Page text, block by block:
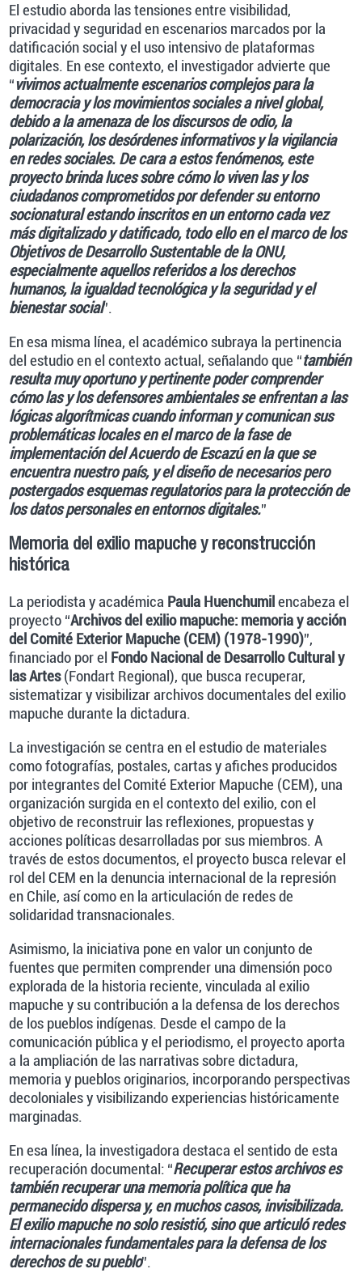
El estudio aborda las tensiones entre visibilidad,
privacidad y seguridad en escenarios marcados por la
datificación social y el uso intensivo de plataformas
digitales. En ese contexto, el investigador advierte que
“vivimos actualmente escenarios complejos para la
democracia y los movimientos sociales a nivel global,
debido a la amenaza de los discursos de odio, la
polarización, los desórdenes informativos y la vigilancia
en redes sociales. De cara a estos fenómenos, este
proyecto brinda luces sobre cómo lo viven las y los
ciudadanos comprometidos por defender su entorno
socionatural estando inscritos en un entorno cada vez
más digitalizado y datificado, todo ello en el marco de los
Objetivos de Desarrollo Sustentable de la ONU,
especialmente aquellos referidos a los derechos
humanos, la igualdad tecnológica y la seguridad y el
bienestar social”.
En esa misma línea, el académico subraya la pertinencia
del estudio en el contexto actual, señalando que “también
resulta muy oportuno y pertinente poder comprender
cómo las y los defensores ambientales se enfrentan a las
lógicas algorítmicas cuando informan y comunican sus
problemáticas locales en el marco de la fase de
implementación del Acuerdo de Escazú en la que se
encuentra nuestro país, y el diseño de necesarios pero
postergados esquemas regulatorios para la protección de
los datos personales en entornos digitales.”
Memoria del exilio mapuche y reconstrucción
histórica
La periodista y académica Paula Huenchumilencabeza el
proyecto “Archivos del exilio mapuche: memoria y acción
del Comité Exterior Mapuche (CEM) (1978-1990)”,
financiado por el Fondo Nacional de Desarrollo Cultural y
las Artes(Fondart Regional), que busca recuperar,
sistematizar y visibilizar archivos documentales del exilio
mapuche durante la dictadura.
La investigación se centra en el estudio de materiales
como fotografías, postales, cartas y afiches producidos
por integrantes del Comité Exterior Mapuche (CEM), una
organización surgida en el contexto del exilio, con el
objetivo de reconstruir las reflexiones, propuestas y
acciones políticas desarrolladas por sus miembros. A
través de estos documentos, el proyecto busca relevar el
rol del CEM en la denuncia internacional de la represión
en Chile, así como en la articulación de redes de
solidaridad transnacionales.
Asimismo, la iniciativa pone en valor un conjunto de
fuentes que permiten comprender una dimensión poco
explorada de la historia reciente, vinculada al exilio
mapuche y su contribución a la defensa de los derechos
de los pueblos indígenas. Desde el campo de la
comunicación pública y el periodismo, el proyecto aporta
a la ampliación de las narrativas sobre dictadura,
memoria y pueblos originarios, incorporando perspectivas
decoloniales y visibilizando experiencias históricamente
marginadas.
En esa línea, la investigadora destaca el sentido de esta
recuperación documental: “Recuperar estos archivos es
también recuperar una memoria política que ha
permanecido dispersa y, en muchos casos, invisibilizada.
El exilio mapuche no solo resistió, sino que articuló redes
internacionales fundamentales para la defensa de los
derechos de su pueblo”.